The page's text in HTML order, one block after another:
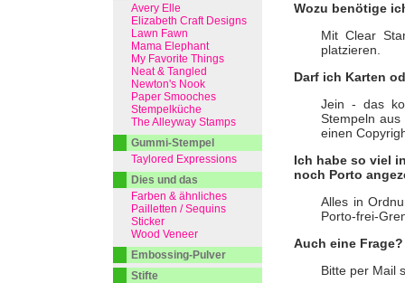
Wozu benötige
Mit Clear
platzieren.
Darf ich Karten
Jein - das
Stempeln
einen
Ich habe so viel
noch Porto
Alles in
Porto-frei-
Auch eine Frage?
Bitte per Mail
Avery Elle
Elizabeth Craft Designs
Lawn Fawn
Mama Elephant
My Favorite Things
Neat & Tangled
Newton's Nook
Paper Smooches
Stempelküche
The Alleyway Stamps
Gummi-Stempel
Taylored Expressions
Dies und das
Farben & ähnliches
Pailletten / Sequins
Sticker
Wood Veneer
Embossing-Pulver
Stifte